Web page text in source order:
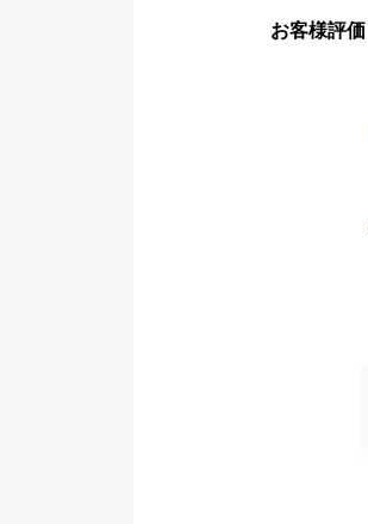
お客様評価